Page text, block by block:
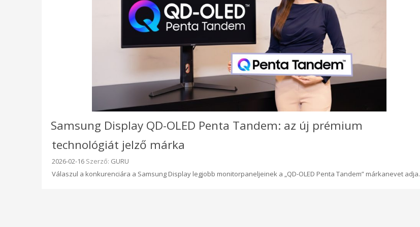
Samsung Display QD-OLED Penta Tandem: az új prémium
technológiát jelző márka
Beküldve:
2026-02-16 Szerző: GURU
Válaszul a konkurenciára a Samsung Display legjobb monitorpaneljeinek a „QD-OLED Penta Tandem” márkanevet adja.